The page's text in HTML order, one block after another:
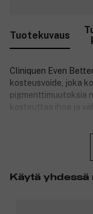
Tuotekuvaus
Cliniquen Even
kosteusvoide, joka
pigmenttimuutoksia
kosteuttaa ihoa ja
ihoa, vähentää
kirkkaamman
Vaikutukset:
Käytä yhdessä